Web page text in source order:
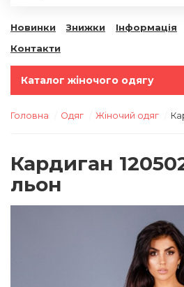
Новинки Знижки Інформація
Контакти
Каталог жіночого одягу
Головна Одяг Жіночий одяг
Кардиган
льон